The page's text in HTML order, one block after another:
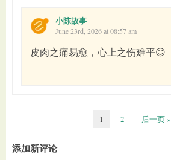
小陈故事
June 23rd, 2026 at 08:57 am
皮肉之痛易愈，心上之伤难平😊
1 2 后一页 »
添加新评论